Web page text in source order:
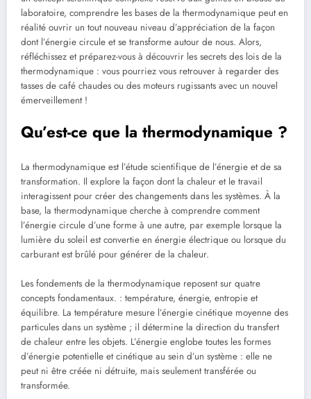
laboratoire, comprendre les bases de la thermodynamique peut en
réalité ouvrir un tout nouveau niveau d’appréciation de la façon
dont l’énergie circule et se transforme autour de nous. Alors,
réfléchissez et préparez-vous à découvrir les secrets des lois de la
thermodynamique : vous pourriez vous retrouver à regarder des
tasses de café chaudes ou des moteurs rugissants avec un nouvel
émerveillement !
Qu’est-ce que la thermodynamique ?
La thermodynamique est l’étude scientifique de l’énergie et de sa
transformation. Il explore la façon dont la chaleur et le travail
interagissent pour créer des changements dans les systèmes. À la
base, la thermodynamique cherche à comprendre comment
l’énergie circule d’une forme à une autre, par exemple lorsque la
lumière du soleil est convertie en énergie électrique ou lorsque du
carburant est brûlé pour générer de la chaleur.
Les fondements de la thermodynamique reposent sur quatre
concepts fondamentaux. : température, énergie, entropie et
équilibre. La température mesure l’énergie cinétique moyenne des
particules dans un système ; il détermine la direction du transfert
de chaleur entre les objets. L’énergie englobe toutes les formes
d’énergie potentielle et cinétique au sein d’un système : elle ne
peut ni être créée ni détruite, mais seulement transférée ou
transformée.